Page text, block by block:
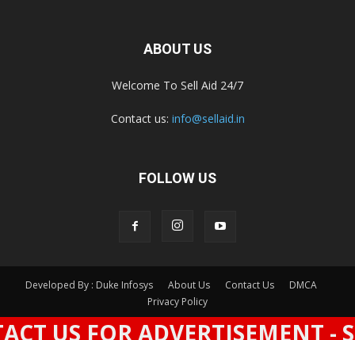
ABOUT US
Welcome To Sell Aid 24/7
Contact us: info@sellaid.in
FOLLOW US
Developed By : Duke Infosys About Us Contact Us
DMCA
Privacy Policy
© All Rights Reserved By Sell Aid
US FOR ADVERTISEMENT -